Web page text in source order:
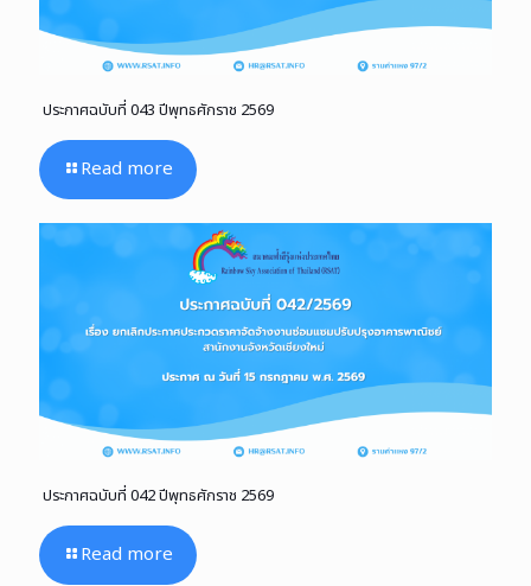
ประกาศฉบับที่ 043 ปีพุทธศักราช 2569
Read more
ประกาศฉบับที่ 042 ปีพุทธศักราช 2569
Read more